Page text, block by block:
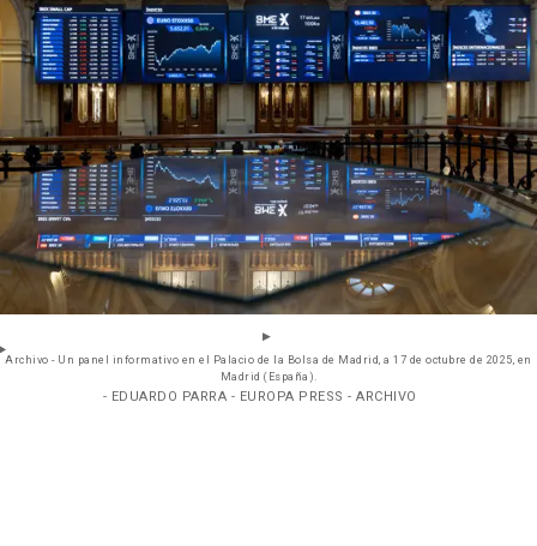
Archivo - Un panel informativo en el Palacio de la Bolsa de Madrid, a 17 de octubre de 2025, en
Madrid (España).
- EDUARDO PARRA - EUROPA PRESS - ARCHIVO